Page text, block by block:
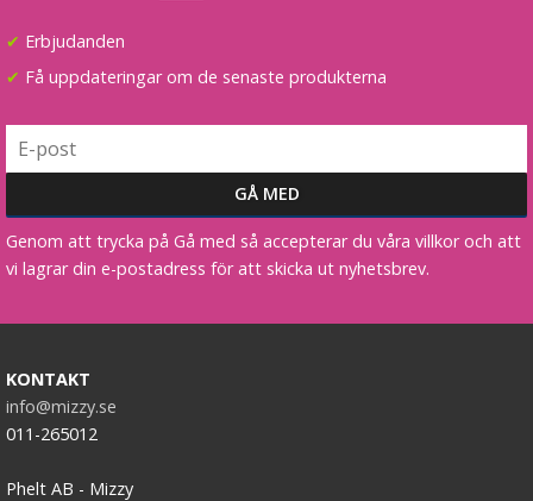
✔ Erbjudanden
✔ Få uppdateringar om de senaste produkterna
Genom att trycka på Gå med så accepterar du våra villkor och att
vi lagrar din e-postadress för att skicka ut nyhetsbrev.
KONTAKT
info@mizzy.se
011-265012
Phelt AB - Mizzy